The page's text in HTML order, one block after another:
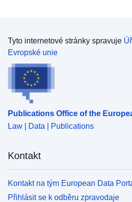
Tyto internetové stránky spravuje
Evropské unie
Publications Office of the
Law | Data | Publications
Kontakt
Kontakt na tým European Data
Přihlásit se k odběru zpravodaje